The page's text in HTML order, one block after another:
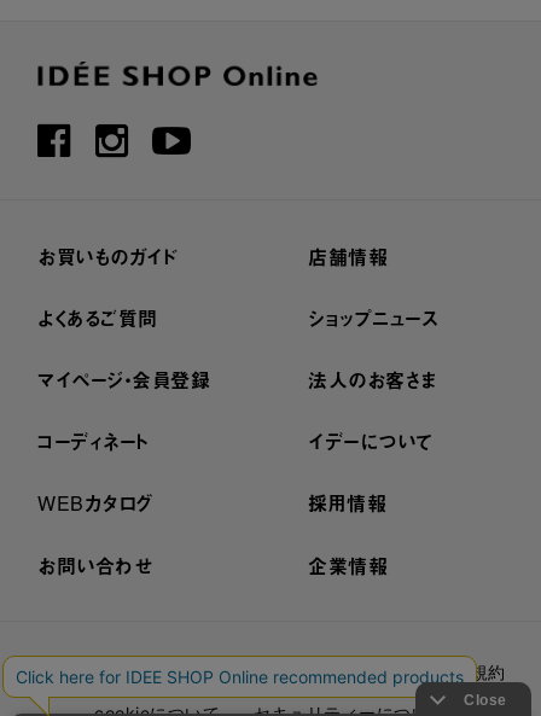
お買いものガイド
よくあるご質問
マイページ・会員登録
コーディネート
WEBカタログ
お問い合わせ
店舗情報
ショップニュース
法人のお客さま
イデーについて
採用情報
企業情報
プライバシーポリシー 外部送信ポリシー
ご利用規約